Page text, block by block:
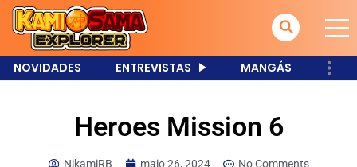
NOVIDADES ENTREVISTAS MANGÁS
Heroes Mission 6
NikamiRB maio 26, 2024 No Comments